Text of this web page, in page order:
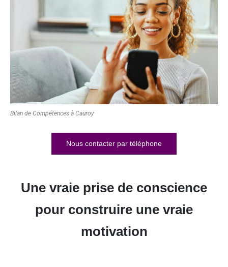
Bilan de Compétences à Cauroy
Nous contacter par téléphone
Une vraie prise de conscience
pour construire une vraie
motivation